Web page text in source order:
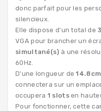
donc parfait pour les
silencieux.
Elle dispose d'un total de
VGA pour brancher un
simultané(s) à une
60Hz.
D'une longueur de14.8cm
connectera sur un
occupera 1 slotsen
Pour fonctionner, cette